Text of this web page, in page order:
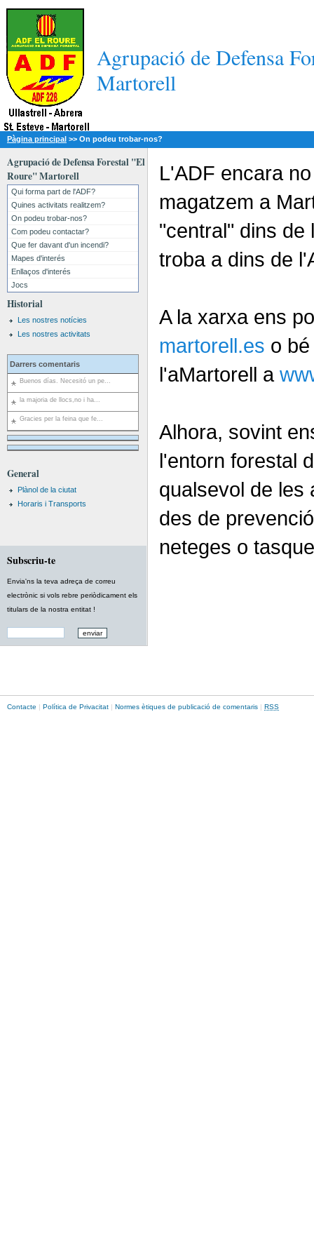
Agrupació de Defensa
Martorell
Pàgina principal >> On podeu trobar-nos?
Agrupació de Defensa Forestal "El
Roure" Martorell
Qui forma part de l'ADF?
Quines activitats realitzem?
On podeu trobar-nos?
Com podeu contactar?
Que fer davant d'un incendi?
Mapes d'interés
Enllaços d'interés
Jocs
Historial
Les nostres notícies
Les nostres activitats
Darrers comentaris
Buenos días. Necesitó un pe...
la majoria de llocs,no i ha...
Gracies per la feina que fe...
General
Plànol de la ciutat
Horaris i Transports
Subscriu-te
Envia'ns la teva adreça de correu
electrònic si vols rebre periòdicament els
titulars de la nostra entitat !
L'ADF encara
magatzem a
"central" dins de
troba a dins de
A la xarxa ens
martorell.es o
l'aMartorell a
Alhora, sovint
l'entorn forestal
qualsevol de les
des de
neteges o
Contacte | Política de Privacitat | Normes ètiques de publicació de comentaris | RSS